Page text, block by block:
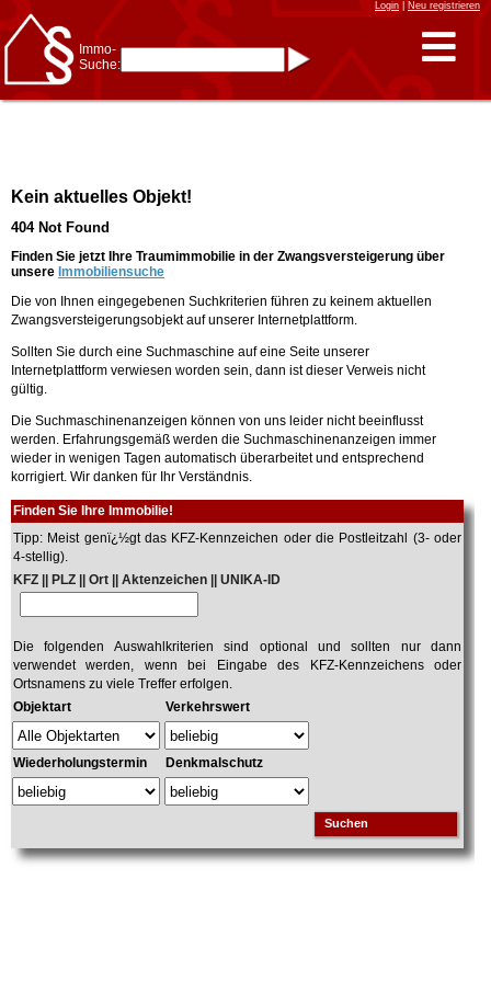
Login| Neu registrieren
Immo-
Suche:
* Suche verfeinern durch
Kombinieren
Frankfurt/Oder
am Main
Immobiliensuche
nach Kreis
nach Amtsgericht
Kein aktuelles Objekt!
404 Not Found
Finden Sie jetzt Ihre Traumimmobilie in der Zwangsversteigerung über
unsere Immobiliensuche
Die von Ihnen eingegebenen Suchkriterien führen zu keinem aktuellen
Zwangsversteigerungsobjekt auf unserer Internetplattform.
Sollten Sie durch eine Suchmaschine auf eine Seite unserer
Internetplattform verwiesen worden sein, dann ist dieser Verweis nicht
gültig.
Die Suchmaschinenanzeigen können von uns leider nicht beeinflusst
werden. Erfahrungsgemäß werden die Suchmaschinenanzeigen immer
wieder in wenigen Tagen automatisch überarbeitet und entsprechend
korrigiert. Wir danken für Ihr Verständnis.
Finden Sie Ihre Immobilie!
Tipp: Meist genï¿½gt das KFZ-Kennzeichen oder die Postleitzahl (3- oder
4-stellig).
KFZ || PLZ || Ort || Aktenzeichen || UNIKA-ID
Die folgenden Auswahlkriterien sind optional und sollten nur dann
verwendet werden, wenn bei Eingabe des KFZ-Kennzeichens oder
Ortsnamens zu viele Treffer erfolgen.
Objektart
Verkehrswert
Wiederholungstermin Denkmalschutz
Suchen